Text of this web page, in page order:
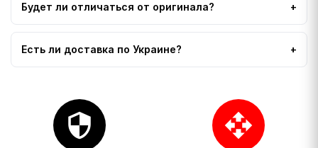
Будет ли отличаться от оригинала?
Есть ли доставка по Украине?
security open_with